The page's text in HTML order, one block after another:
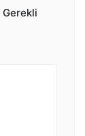
Gerekli